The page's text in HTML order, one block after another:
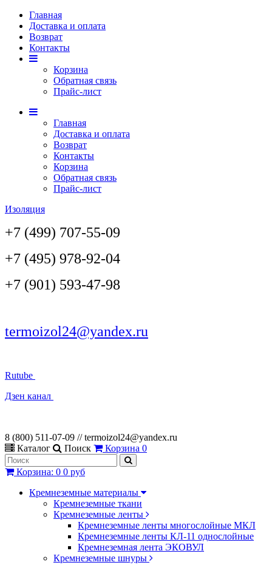
Главная
Доставка и оплата
Возврат
Контакты
Корзина
Обратная связь
Прайс-лист
Главная
Доставка и оплата
Возврат
Контакты
Корзина
Обратная связь
Прайс-лист
Изоляция
+7 (499) 707-55-09
+7 (495) 978-92-04
+7 (901) 593-47-98
termoizol24@yandex.ru
Rutube
Дзен канал
8 (800) 511-07-09 // termoizol24@yandex.ru
Каталог
Поиск Корзина 0
Корзина: 0 0 руб
Кремнеземные материалы
Кремнеземные ткани
Кремнеземные ленты
Кремнеземные ленты многослойные МКЛ
Кремнеземные ленты КЛ-11 однослойные
Кремнеземная лента ЭКОВУЛ
Кремнеземные шнуры